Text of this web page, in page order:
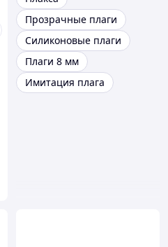
Прозрачные плаги
Силиконовые плаги
Плаги 8 мм
Имитация плага